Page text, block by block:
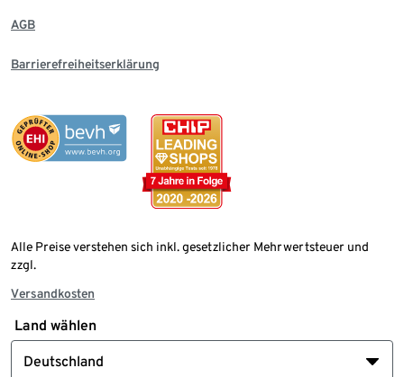
AGB
Barrierefreiheitserklärung
Alle Preise verstehen sich inkl. gesetzlicher Mehrwertsteuer und
zzgl.
Versandkosten
Land wählen
Deutschland